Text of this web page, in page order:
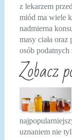
z lekarzem
miód ma wiele
nadmierna
masy ciała
osób podatnych
Zobacz
uznaniem nie